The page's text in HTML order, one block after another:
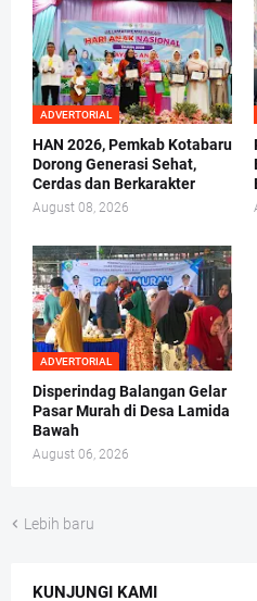
ADVERTORIAL
HAN 2026, Pemkab Kotabaru
Dorong Generasi Sehat,
Cerdas dan Berkarakter
August 08, 2026
ADVERTORIAL
Disperindag Balangan Gelar
Pasar Murah di Desa Lamida
Bawah
August 06, 2026
Lebih baru
KUNJUNGI KAMI